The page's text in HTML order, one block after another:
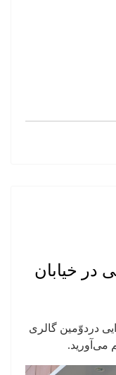
در خیابان
دردوّمین گالری
می‌آورید.